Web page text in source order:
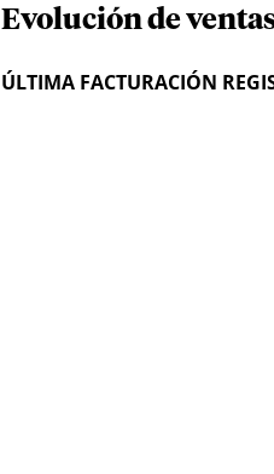
Evolución de
ÚLTIMA FACTURACIÓN